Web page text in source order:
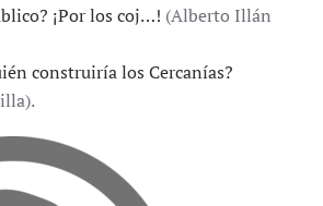
¡Por los coj…! (Alberto Illán
construiría los Cercanías?